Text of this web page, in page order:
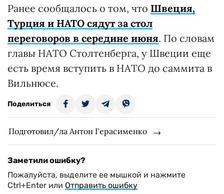
Ранее сообщалось о том, что Швеция,
Турция и НАТО сядут за стол
переговоров в середине июня. По словам
главы НАТО Столтенберга, у Швеции еще
есть время вступить в НАТО до саммита в
Вильнюсе.
Поделиться
Подготовил/ла Антон Герасименко
Заметили ошибку?
Пожалуйста, выделите ее мышкой и нажмите
Ctrl+Enter или Отправить ошибку